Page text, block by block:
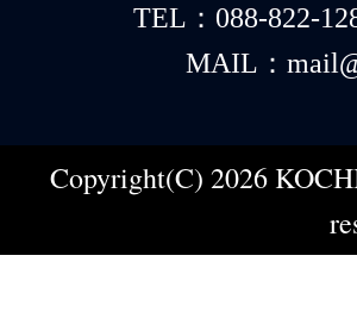
TEL：088-822-
MAIL：
Copyright(C) 2026